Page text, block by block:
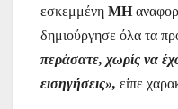
εσκεμμένη ΜΗ
δημιούργησε όλα τα
περάσατε, χωρίς να
εισηγήσεις», είπε